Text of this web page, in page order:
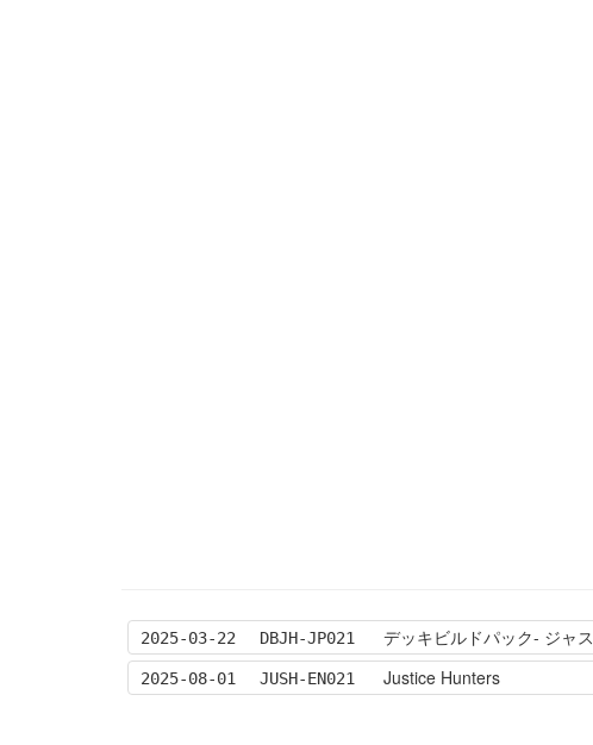
2025-03-22 DBJH-JP021 デッキビルドパック- ジャ
2025-08-01 JUSH-EN021 Justice Hunters